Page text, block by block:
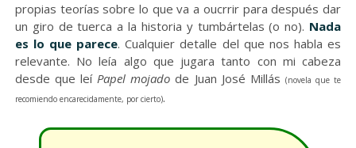
propias teorías sobre lo que va a oucrrir para después dar
un giro de tuerca a la historia y tumbártelas (o no). Nada
es lo que parece. Cualquier detalle del que nos habla es
relevante. No leía algo que jugara tanto con mi cabeza
desde que leíPapel mojado de Juan José Millás (novela que te
recomiendo encarecidamente, por cierto).